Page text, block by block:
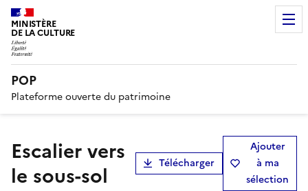
MINISTÈRE
DE LA CULTURE
POP
Plateforme ouverte du patrimoine
escalier vers
le sous-sol
Télécharger
Ajouter
à ma
sélection